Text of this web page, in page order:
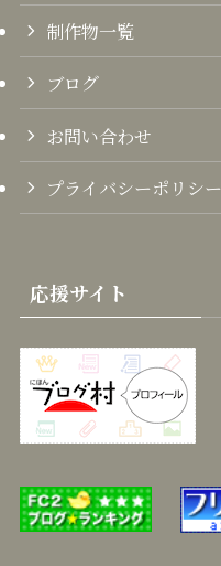
制作物一覧
ブログ
お問い合わせ
プライバシーポリシー
応援サイト